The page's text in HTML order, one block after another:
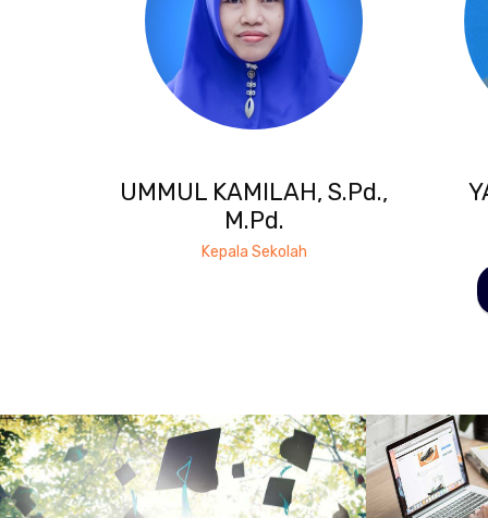
UMMUL KAMILAH, S.Pd.,
M.Pd.
Kepala Sekolah